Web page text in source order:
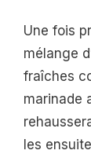
Une fois
mélange
fraîches
marinade
les